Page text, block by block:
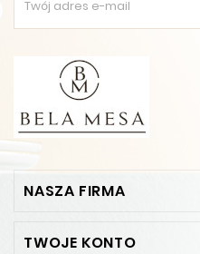
NASZA FIRMA
TWOJE KONTO